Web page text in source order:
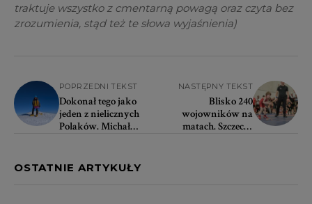
traktuje wszystko z cmentarną powagą oraz czyta bez
zrozumienia, stąd też te słowa wyjaśnienia)
POPRZEDNI TEKST
Dokonał tego jako
jeden z nielicznych
Polaków. Michał
NASTĘPNY TEKST
Blisko 240
wojowników na
matach. Szczecin
OSTATNIE ARTYKUŁY